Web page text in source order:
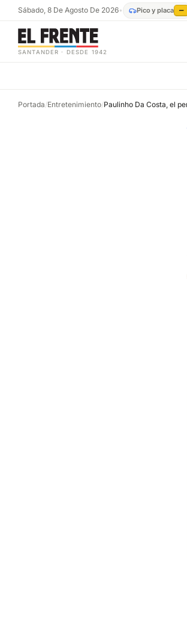
Sábado, 8 De Agosto De 2026• Pico y placa —
SANTANDER · DESDE 1942
Portada/Entretenimiento/